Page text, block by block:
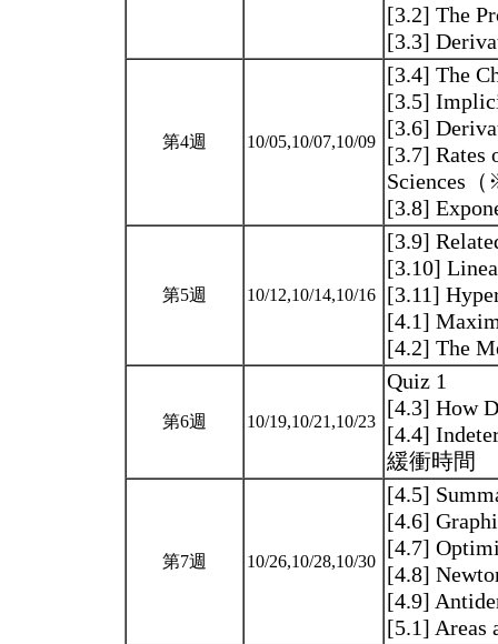
[3.2] The
[3.3]
第4週 10/05,10/07,10/09
[3.4] The
[3.5]
[3.6]
[3.7] Rates
Sciences
[3.8]
第5週 10/12,10/14,10/16
[3.9]
[3.10]
[3.11]
[4.1]
[4.2] The
第6週 10/19,10/21,10/23
Quiz 1
[4.3] How
[4.4]
緩衝時間
第7週 10/26,10/28,10/30
[4.5]
[4.6]
[4.7]
[4.8]
[4.9]
[5.1] Areas